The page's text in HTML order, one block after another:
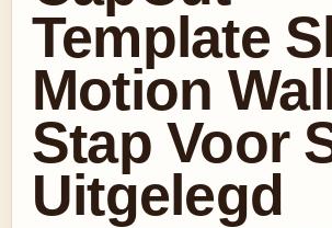
Template
Motion
Stap Voor
Uitgelegd